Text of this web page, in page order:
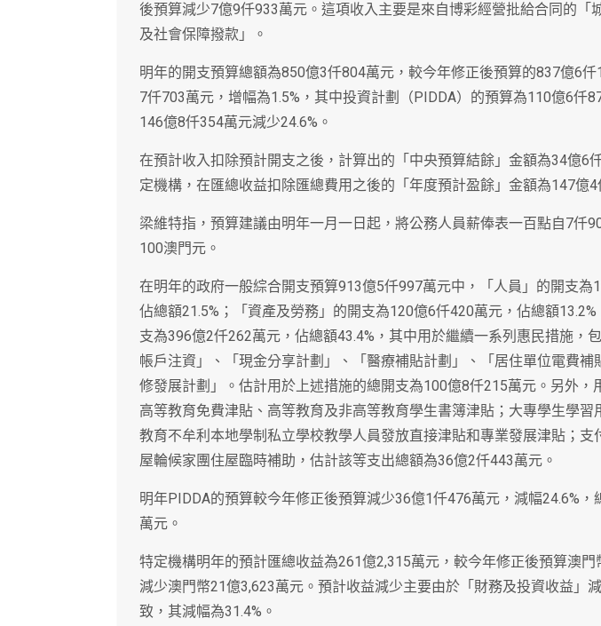
後預算減少7億9仟933萬元。這項收入主要是來自博彩經營批給合同的「
及社會保障撥款」。
明年的開支預算總額為850億3仟804萬元，較今年修正後預算的837億6
7仟703萬元，增幅為1.5%，其中投資計劃（PIDDA）的預算為110億6仟
146億8仟354萬元減少24.6%。
在預計收入扣除預計開支之後，計算出的「中央預算結餘」金額為34億6
定機構，在匯總收益扣除匯總費用之後的「年度預計盈餘」金額為147億4
梁維特指，預算建議由明年一月一日起，將公務人員薪俸表一百點自7仟
100澳門元。
在明年的政府一般綜合開支預算913億5仟997萬元中，「人員」的開支為
佔總額21.5%；「資產及勞務」的開支為120億6仟420萬元，佔總額
支為396億2仟262萬元，佔總額43.4%，其中用於繼續一系列惠民措施，
帳戶注資」、「現金分享計劃」、「醫療補貼計劃」、「居住單位電費補
修發展計劃」。估計用於上述措施的總開支為100億8仟215萬元。另外，
高等教育免費津貼、高等教育及非高等教育學生書簿津貼；大專學生學習
教育不牟利本地學制私立學校教學人員發放直接津貼和專業發展津貼；支
屋輪候家團住屋臨時補助，估計該等支出總額為36億2仟443萬元。
明年PIDDA的預算較今年修正後預算減少36億1仟476萬元，減幅24.6%，
萬元。
特定機構明年的預計匯總收益為261億2,315萬元，較今年修正後預算澳門
減少澳門幣21億3,623萬元。預計收益減少主要由於「財務及投資收益」
致，其減幅為31.4%。